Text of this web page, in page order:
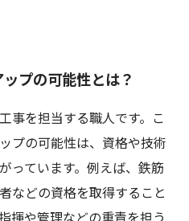
プの可能性とは？
事を担当する職人です。こ
プの可能性は、資格や技術
っています。例えば、鉄筋
などの資格を取得すること